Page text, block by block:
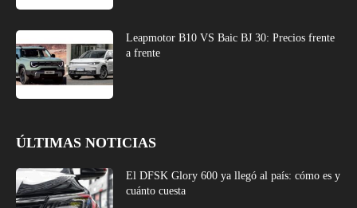
Leapmotor B10 VS Baic BJ 30: Precios frente
a frente
ÚLTIMAS NOTICIAS
El DFSK Glory 600 ya llegó al país: cómo es y
cuánto cuesta